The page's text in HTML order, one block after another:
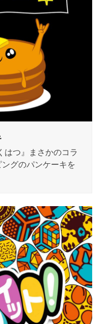
はつ』まさかのコラ
グのパンケーキを